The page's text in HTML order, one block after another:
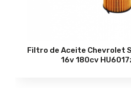
Filtro de Aceite Chevrolet
16v 180cv